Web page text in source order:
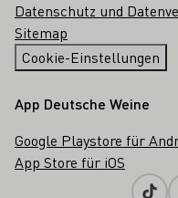
Datenschutz und
Sitemap
Cookie-Einstellungen
App Deutsche Weine
Google Playstore für
App Store für iOS